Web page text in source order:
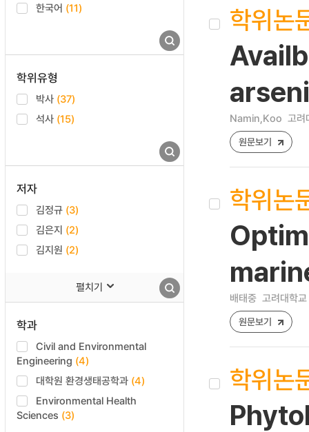
한국어 (11)
학위유형
박사 (37)
석사 (15)
저자
김정규 (3)
김은지 (2)
김지원 (2)
펼치기
학과
Civil and Environmental
Engineering (4)
대학원 환경생태공학과 (4)
Environmental Health
Sciences (3)
학위논
Namin,Koo 고려
원문보기
학위논
배태중 고려대학
원문보기
학위논